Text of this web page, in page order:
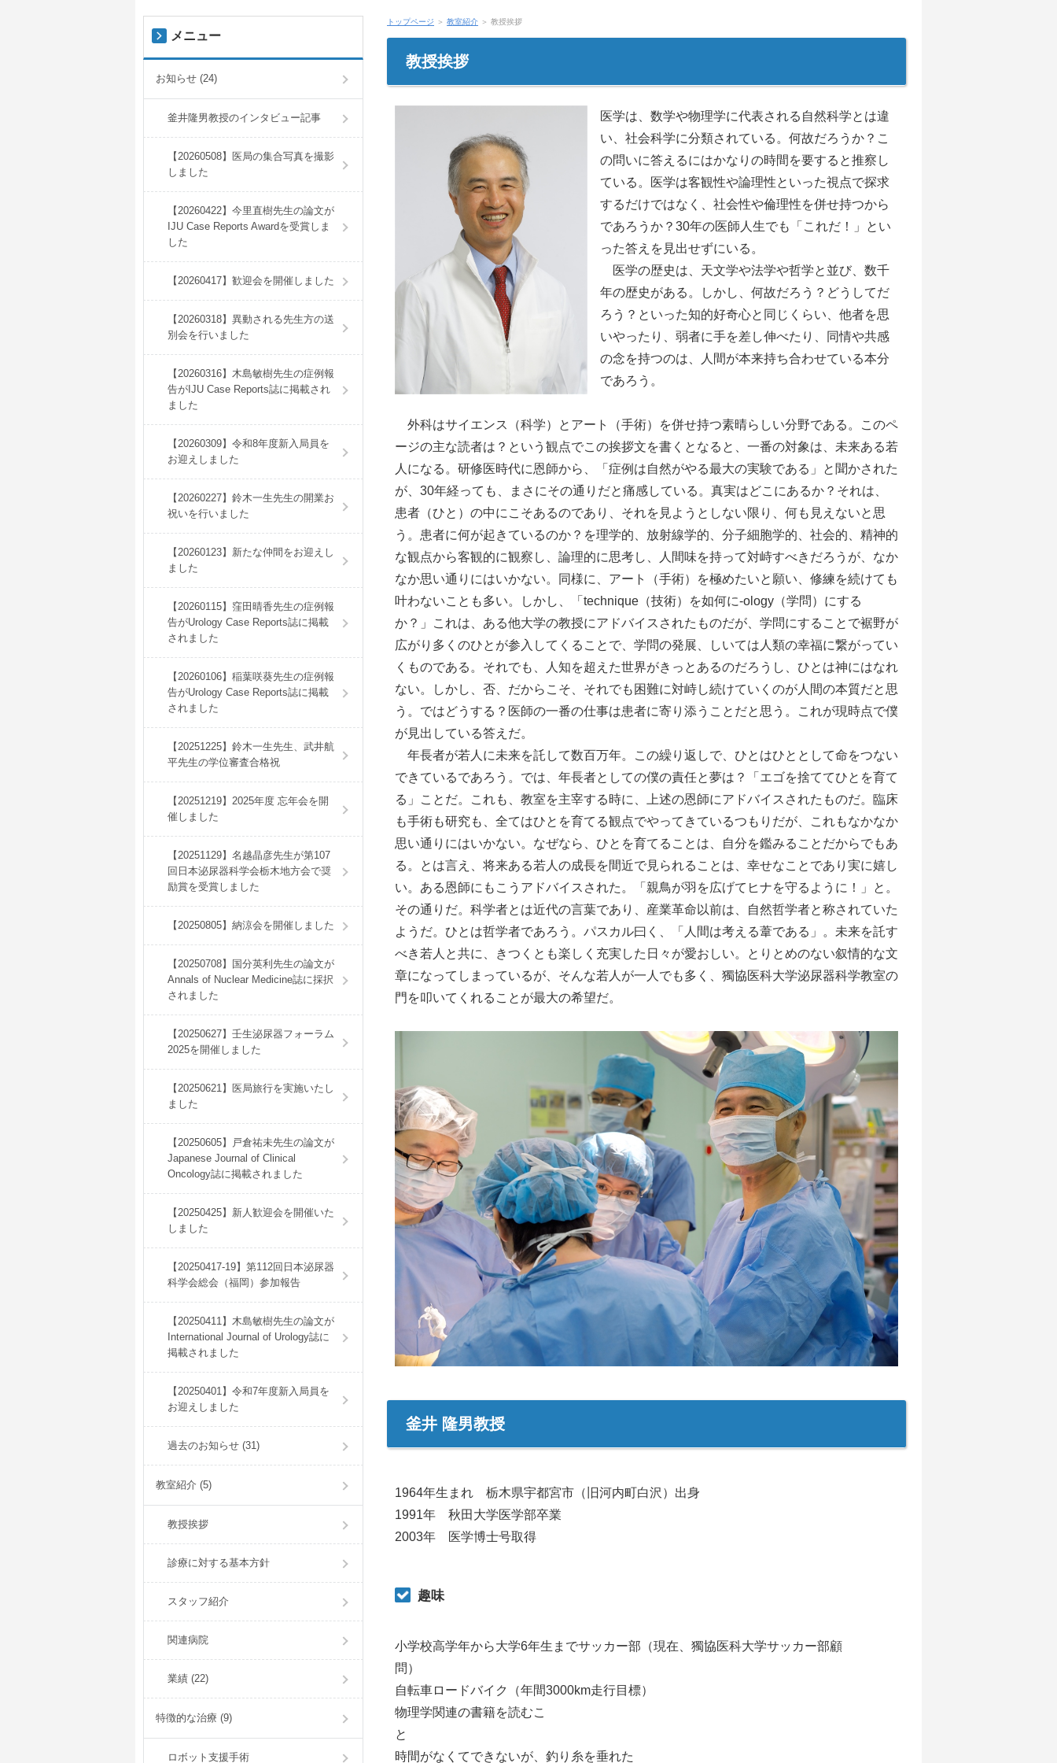
トップページ ＞ 教室紹介 ＞ 教授挨拶
教授挨拶
医学は、数学や物理学に代表される自然科学とは違
い、社会科学に分類されている。何故だろうか？こ
の問いに答えるにはかなりの時間を要すると推察し
ている。医学は客観性や論理性といった視点で探求
するだけではなく、社会性や倫理性を併せ持つから
であろうか？30年の医師人生でも「これだ！」とい
った答えを見出せずにいる。
医学の歴史は、天文学や法学や哲学と並び、数千
年の歴史がある。しかし、何故だろう？どうしてだ
ろう？といった知的好奇心と同じくらい、他者を思
いやったり、弱者に手を差し伸べたり、同情や共感
の念を持つのは、人間が本来持ち合わせている本分
であろう。
外科はサイエンス（科学）とアート（手術）を併せ持つ素晴らしい分野である。このペ
ージの主な読者は？という観点でこの挨拶文を書くとなると、一番の対象は、未来ある若
人になる。研修医時代に恩師から、「症例は自然がやる最大の実験である」と聞かされた
が、30年経っても、まさにその通りだと痛感している。真実はどこにあるか？それは、
患者（ひと）の中にこそあるのであり、それを見ようとしない限り、何も見えないと思
う。患者に何が起きているのか？を理学的、放射線学的、分子細胞学的、社会的、精神的
な観点から客観的に観察し、論理的に思考し、人間味を持って対峙すべきだろうが、なか
なか思い通りにはいかない。同様に、アート（手術）を極めたいと願い、修練を続けても
叶わないことも多い。しかし、「technique（技術）を如何に-ology（学問）にする
か？」これは、ある他大学の教授にアドバイスされたものだが、学問にすることで裾野が
広がり多くのひとが参入してくることで、学問の発展、しいては人類の幸福に繋がってい
くものである。それでも、人知を超えた世界がきっとあるのだろうし、ひとは神にはなれ
ない。しかし、否、だからこそ、それでも困難に対峙し続けていくのが人間の本質だと思
う。ではどうする？医師の一番の仕事は患者に寄り添うことだと思う。これが現時点で僕
が見出している答えだ。
年長者が若人に未来を託して数百万年。この繰り返しで、ひとはひととして命をつない
できているであろう。では、年長者としての僕の責任と夢は？「エゴを捨ててひとを育て
る」ことだ。これも、教室を主宰する時に、上述の恩師にアドバイスされたものだ。臨床
も手術も研究も、全てはひとを育てる観点でやってきているつもりだが、これもなかなか
思い通りにはいかない。なぜなら、ひとを育てることは、自分を鑑みることだからでもあ
る。とは言え、将来ある若人の成長を間近で見られることは、幸せなことであり実に嬉し
い。ある恩師にもこうアドバイスされた。「親鳥が羽を広げてヒナを守るように！」と。
その通りだ。科学者とは近代の言葉であり、産業革命以前は、自然哲学者と称されていた
ようだ。ひとは哲学者であろう。パスカル曰く、「人間は考える葦である」。未来を託す
べき若人と共に、きつくとも楽しく充実した日々が愛おしい。とりとめのない叙情的な文
章になってしまっているが、そんな若人が一人でも多く、獨協医科大学泌尿器科学教室の
門を叩いてくれることが最大の希望だ。
釜井 隆男教授
1964年生まれ 栃木県宇都宮市（旧河内町白沢）出身
1991年 秋田大学医学部卒業
2003年 医学博士号取得
趣味
小学校高学年から大学6年生までサッカー部（現在、獨協医科大学サッカー部顧
問）
自転車ロードバイク（年間3000km走行目標）
物理学関連の書籍を読むこ
と
時間がなくてできないが、釣り糸を垂れた
メニュー
お知らせ (24)
釜井隆男教授のインタビュー記事
【20260508】医局の集合写真を撮影
しました
【20260422】今里直樹先生の論文が
IJU Case Reports Awardを受賞しま
した
【20260417】歓迎会を開催しました
【20260318】異動される先生方の送
別会を行いました
【20260316】木島敏樹先生の症例報
告がIJU Case Reports誌に掲載され
ました
【20260309】令和8年度新入局員を
お迎えしました
【20260227】鈴木一生先生の開業お
祝いを行いました
【20260123】新たな仲間をお迎えし
ました
【20260115】窪田晴香先生の症例報
告がUrology Case Reports誌に掲載
されました
【20260106】稲葉咲葵先生の症例報
告がUrology Case Reports誌に掲載
されました
【20251225】鈴木一生先生、武井航
平先生の学位審査合格祝
【20251219】2025年度 忘年会を開
催しました
【20251129】名越晶彦先生が第107
回日本泌尿器科学会栃木地方会で奨
励賞を受賞しました
【20250805】納涼会を開催しました
【20250708】国分英利先生の論文が
Annals of Nuclear Medicine誌に採択
されました
【20250627】壬生泌尿器フォーラム
2025を開催しました
【20250621】医局旅行を実施いたし
ました
【20250605】戸倉祐未先生の論文が
Japanese Journal of Clinical
Oncology誌に掲載されました
【20250425】新人歓迎会を開催いた
しました
【20250417-19】第112回日本泌尿器
科学会総会（福岡）参加報告
【20250411】木島敏樹先生の論文が
International Journal of Urology誌に
掲載されました
【20250401】令和7年度新入局員を
お迎えしました
過去のお知らせ (31)
教室紹介 (5)
教授挨拶
診療に対する基本方針
スタッフ紹介
関連病院
業績 (22)
特徴的な治療 (9)
ロボット支援手術